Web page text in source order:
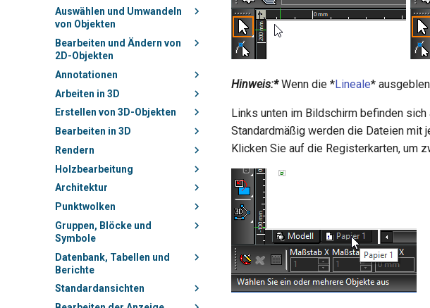
Auswählen und Umwandeln
von Objekten
Bearbeiten und Ändern von
2D-Objekten
Annotationen
Arbeiten in 3D
Erstellen von 3D-Objekten
Bearbeiten in 3D
Rendern
Holzbearbeitung
Architektur
Punktwolken
Gruppen, Blöcke und
Symbole
Datenbank, Tabellen und
Berichte
Standardansichten
Hinweis:* Wenn die *Lineale*
Links unten im Bildschirm befinden
Standardmäßig werden die Dateien
Klicken Sie auf die Registerkarten, um